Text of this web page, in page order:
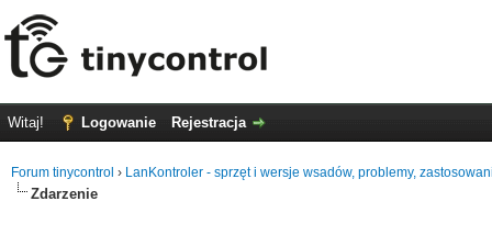
Witaj! Logowanie Rejestracja
Forum tinycontrol › LanKontroler - sprzęt i wersje wsadów, problemy,
Zdarzenie